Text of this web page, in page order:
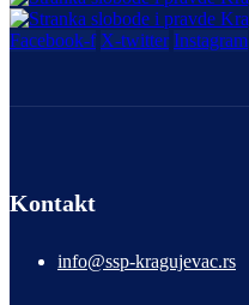
Facebook-f X-twitter Instagram
Kontakt
info@ssp-kragujevac.rs